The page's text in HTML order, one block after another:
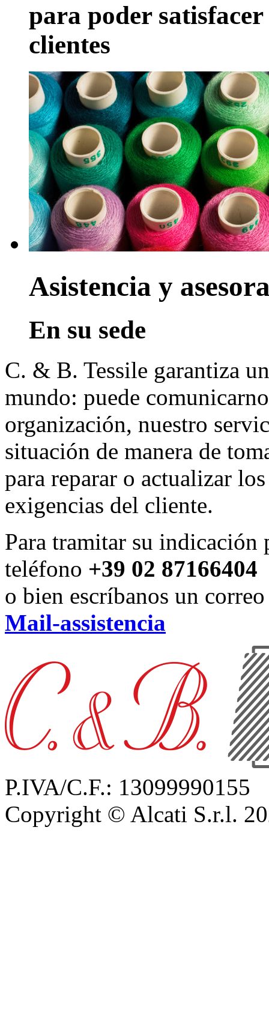
para poder satisfacer
clientes
Asistencia y
En su sede
C. & B. Tessile garantiza
mundo: puede
organización, nuestro
situación de manera de
para reparar o actualizar
exigencias del cliente.
Para tramitar su indicación
teléfono +39 02 87166404
o bien escríbanos un
Mail-assistencia
P.IVA/C.F.: 13099990155
Copyright © Alcati S.r.l.